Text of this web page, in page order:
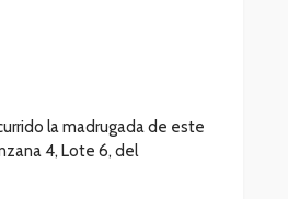
la madrugada de este
4, Lote 6, del